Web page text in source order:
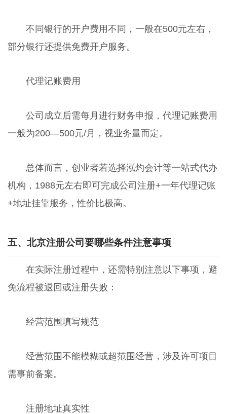
不同银行的开户费用不同，一般在500元左右，
部分银行还提供免费开户服务。
代理记账费用
公司成立后需每月进行财务申报，代理记账费用
一般为200—500元/月，视业务量而定。
总体而言，创业者若选择泓灼会计等一站式代办
机构，1988元左右即可完成公司注册+一年代理记账
+地址挂靠服务，性价比极高。
五、北京注册公司要哪些条件注意事项
在实际注册过程中，还需特别注意以下事项，避
免流程被退回或注册失败：
经营范围填写规范
经营范围不能模糊或超范围经营，涉及许可项目
需事前备案。
注册地址真实性